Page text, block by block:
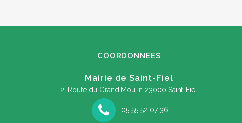
COORDONNEES
Mairie de Saint-Fiel
2, Route du Grand Moulin 23000 Saint-Fiel
05 55 52 07 36